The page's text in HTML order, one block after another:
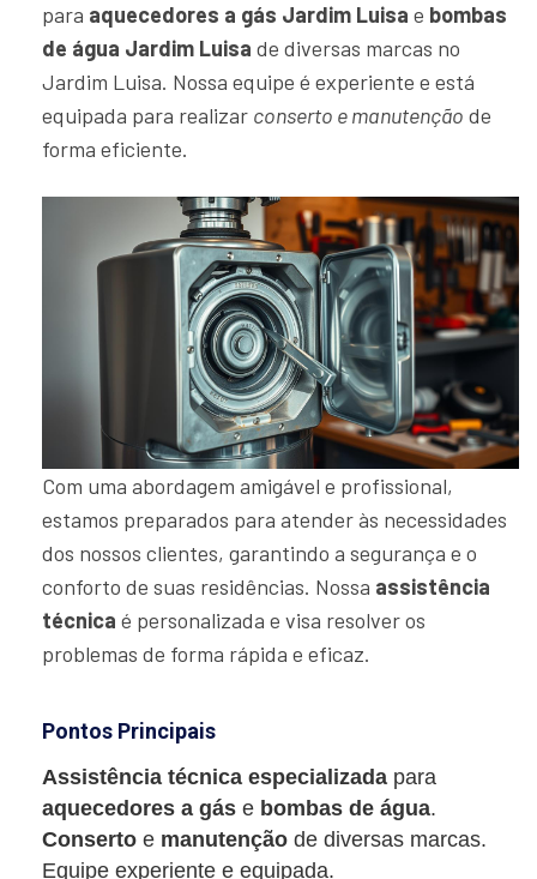
para aquecedores a gás Jardim Luisa e bombas
de água Jardim Luisa de diversas marcas no
Jardim Luisa. Nossa equipe é experiente e está
equipada para realizar conserto e manutenção de
forma eficiente.
Com uma abordagem amigável e profissional,
estamos preparados para atender às necessidades
dos nossos clientes, garantindo a segurança e o
conforto de suas residências. Nossa assistência
técnica é personalizada e visa resolver os
problemas de forma rápida e eficaz.
Pontos Principais
Assistência técnica especializada para
aquecedores a gás e bombas de água.
Conserto e manutenção de diversas marcas.
Equipe experiente e equipada.